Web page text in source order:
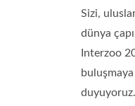
Sizi,
dünya
Interzoo